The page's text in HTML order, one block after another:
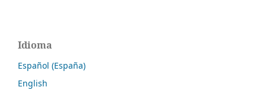
Idioma
Español (España)
English